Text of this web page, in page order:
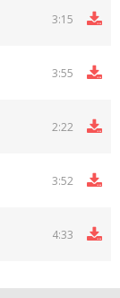
3:15
3:55
2:22
3:52
4:33